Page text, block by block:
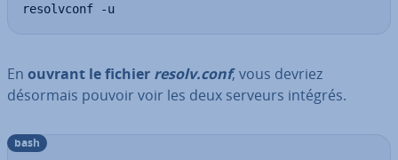
resolvconf -u
En ouvrant le fichier resolv.conf, vous devriez
désormais pouvoir voir les deux serveurs intégrés.
bash